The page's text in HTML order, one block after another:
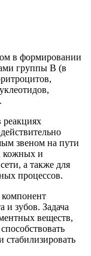
в формировании
группы B (в
реакциях
звеном на пути
кожных и
а также для
процессов.
и зубов. Задача
веществ,
стабилизировать